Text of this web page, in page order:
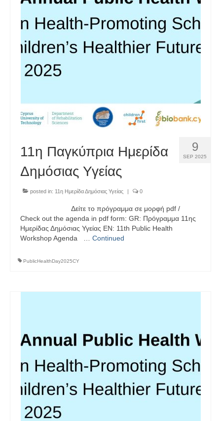
9
SEP 2025
11η Παγκύπρια Ημερίδα
Δημόσιας Υγείας
posted in: 11η Ημερίδα Δημόσιας Υγείας | 0
Δείτε το πρόγραμμα σε μορφή pdf /
Check out the agenda in pdf form: GR: Πρόγραμμα 11ης
Ημερίδας Δημόσιας Υγείας EN: 11th Public Health
Workshop Agenda … Continued
PublicHealthDay2025CY